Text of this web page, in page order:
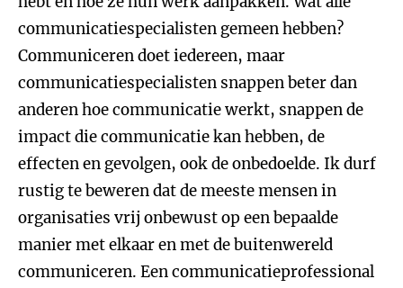
communicatiespecialisten gemeen hebben?
Communiceren doet iedereen, maar
communicatiespecialisten snappen beter dan
anderen hoe communicatie werkt, snappen de
impact die communicatie kan hebben, de
effecten en gevolgen, ook de onbedoelde. Ik durf
rustig te beweren dat de meeste mensen in
organisaties vrij onbewust op een bepaalde
manier met elkaar en met de buitenwereld
communiceren. Een communicatieprofessional